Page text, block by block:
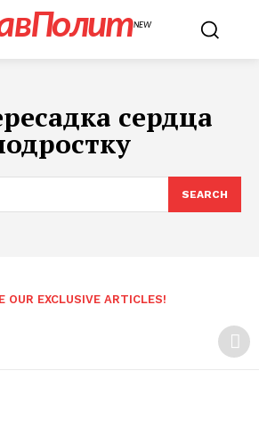
NEW
сердца
SEARCH
OUR EXCLUSIVE ARTICLES!